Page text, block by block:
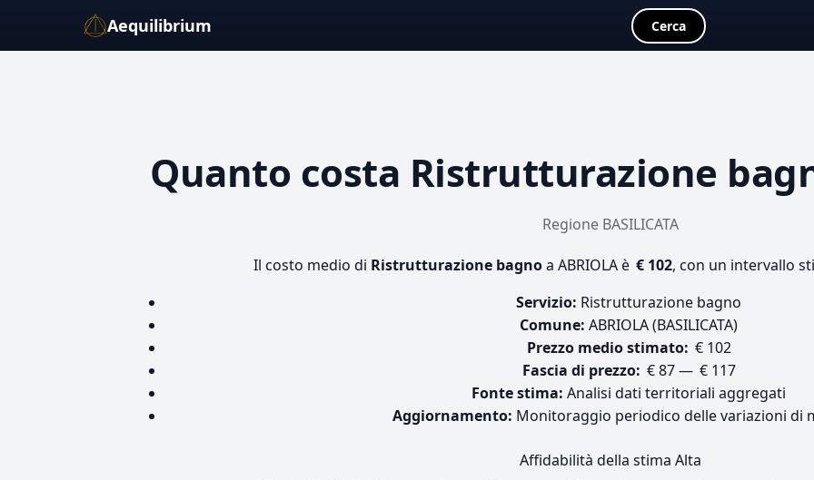
Aequilibrium Cerca
Quanto costa Ristrutturazione
Regione BASILICATA
Il costo medio di Ristrutturazione bagnoa ABRIOLA è € 102, con un intervallo
Servizio: Ristrutturazione bagno
Comune: ABRIOLA (BASILICATA)
Prezzo medio stimato: € 102
Fascia di prezzo: € 87 — € 117
Fonte stima: Analisi dati territoriali aggregati
Aggiornamento: Monitoraggio periodico delle variazioni di
Affidabilità della stima Alta